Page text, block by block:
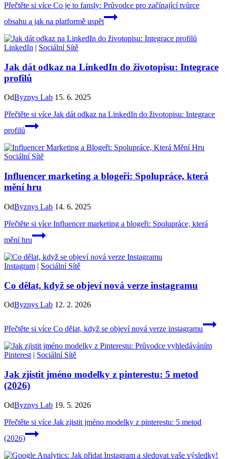
Přečtěte si více Co je to fansly: Průvodce pro začínající tvůrce
obsahu a jak na platformě uspět
LinkedIn | Sociální Sítě
Jak dát odkaz na LinkedIn do životopisu: Integrace
profilů
OdByznys Lab 15. 6. 2025
Přečtěte si více Jak dát odkaz na LinkedIn do životopisu: Integrace
profilů
Sociální Sítě
Influencer marketing a blogeři: Spolupráce, která
mění hru
OdByznys Lab 14. 6. 2025
Přečtěte si více Influencer marketing a blogeři: Spolupráce, která
mění hru
Instagram | Sociální Sítě
Co dělat, když se objeví nová verze instagramu
OdByznys Lab 12. 2. 2026
Přečtěte si více Co dělat, když se objeví nová verze instagramu
Pinterest | Sociální Sítě
Jak zjistit jméno modelky z pinterestu: 5 metod
(2026)
OdByznys Lab 19. 5. 2026
Přečtěte si více Jak zjistit jméno modelky z pinterestu: 5 metod
(2026)